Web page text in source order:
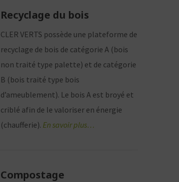
Recyclage du bois
CLER VERTS possède une plateforme de
recyclage de bois de catégorie A (bois
non traité type palette) et de catégorie
B (bois traité type bois
d’ameublement). Le bois A est broyé et
criblé afin de le valoriser en énergie
(chaufferie). En savoir plus…
Compostage